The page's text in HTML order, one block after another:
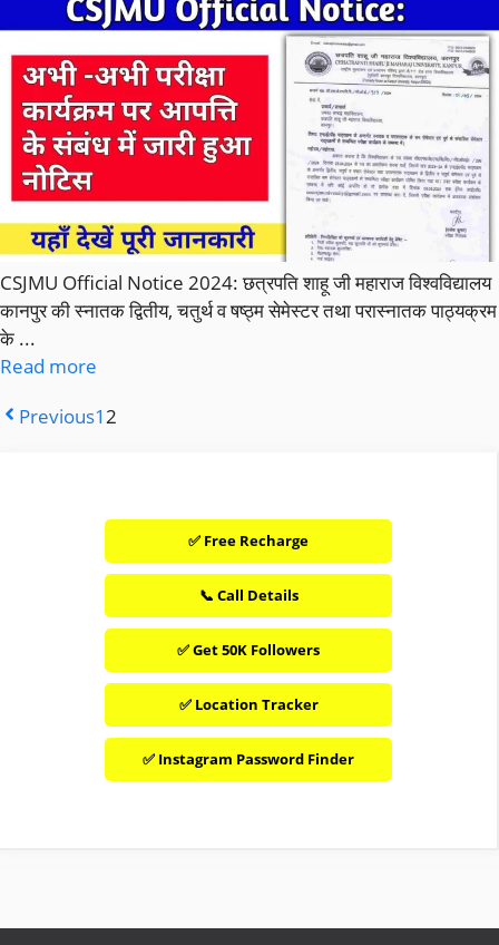
CSJMU Official Notice 2024: छत्रपति शाहू जी महाराज विश्वविद्यालय
कानपुर की स्नातक द्वितीय, चतुर्थ व षष्ठ्म सेमेस्टर तथा परास्नातक पाठ्यक्रम
के ...
Read more
Previous12
✅ Free Recharge
📞 Call Details
✅ Get 50K Followers
✅ Location Tracker
✅ Instagram Password Finder